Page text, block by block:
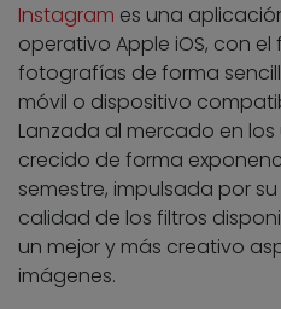
Instagram es una
operativo Apple iOS, con
fotografías de forma
móvil o dispositivo
Lanzada al mercado en los
crecido de forma
semestre, impulsada por
calidad de los filtros
un mejor y más creativo
imágenes.